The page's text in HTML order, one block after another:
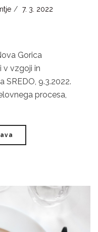
7. 3. 2022
Gorica
v vzgoji in
SREDO, 9.3.2022.
procesa,